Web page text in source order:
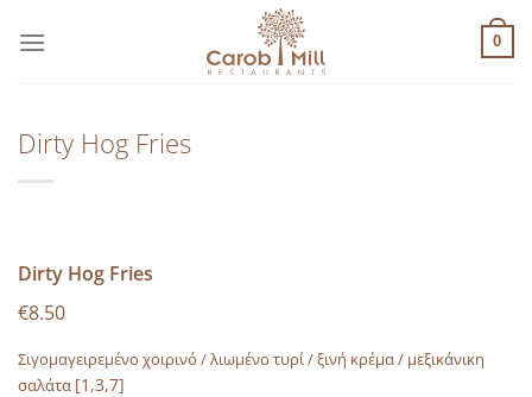
στο
0
Dirty Hog Fries
Dirty Hog Fries
€8.50
Σιγομαγειρεμένο χοιρινό / λιωμένο τυρί / ξινή κρέμα / μεξικάνικη
σαλάτα [1,3,7]